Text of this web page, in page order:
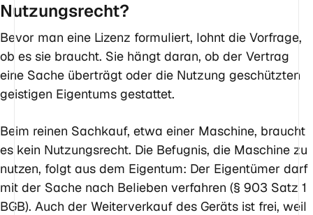
Nutzungsrecht?
Bevor man eine Lizenz formuliert, lohnt die Vorfrage,
ob es sie braucht. Sie hängt daran, ob der Vertrag
eine Sache überträgt oder die Nutzung geschützten
geistigen Eigentums gestattet.
Beim reinen Sachkauf, etwa einer Maschine, braucht
es kein Nutzungsrecht. Die Befugnis, die Maschine zu
nutzen, folgt aus dem Eigentum: Der Eigentümer darf
mit der Sache nach Belieben verfahren (§ 903 Satz 1
BGB). Auch der Weiterverkauf des Geräts ist frei, weil